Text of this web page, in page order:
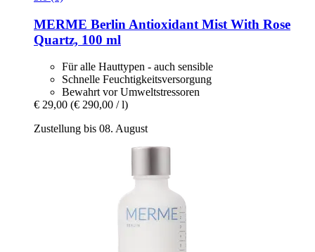
MERME Berlin Antioxidant Mist With Rose
Quartz, 100 ml
Für alle Hauttypen - auch sensible
Schnelle Feuchtigkeitsversorgung
Bewahrt vor Umweltstressoren
€ 29,00 (€ 290,00 / l)
Zustellung bis 08. August